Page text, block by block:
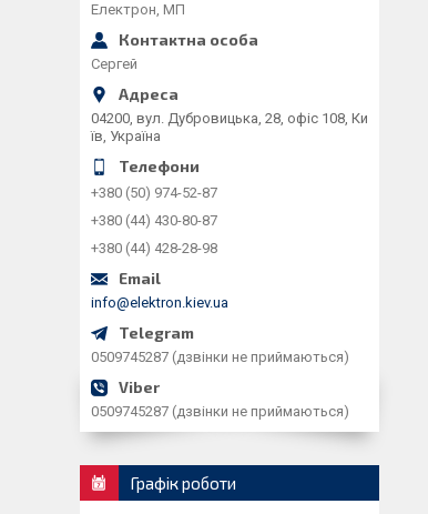
Електрон, МП
Сергей
04200, вул. Дубровицька, 28, офіс 108, Ки
їв, Україна
+380 (50) 974-52-87
+380 (44) 430-80-87
+380 (44) 428-28-98
info@elektron.kiev.ua
0509745287 (дзвінки не приймаються)
0509745287 (дзвінки не приймаються)
Графік роботи